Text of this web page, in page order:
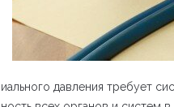
давления требует